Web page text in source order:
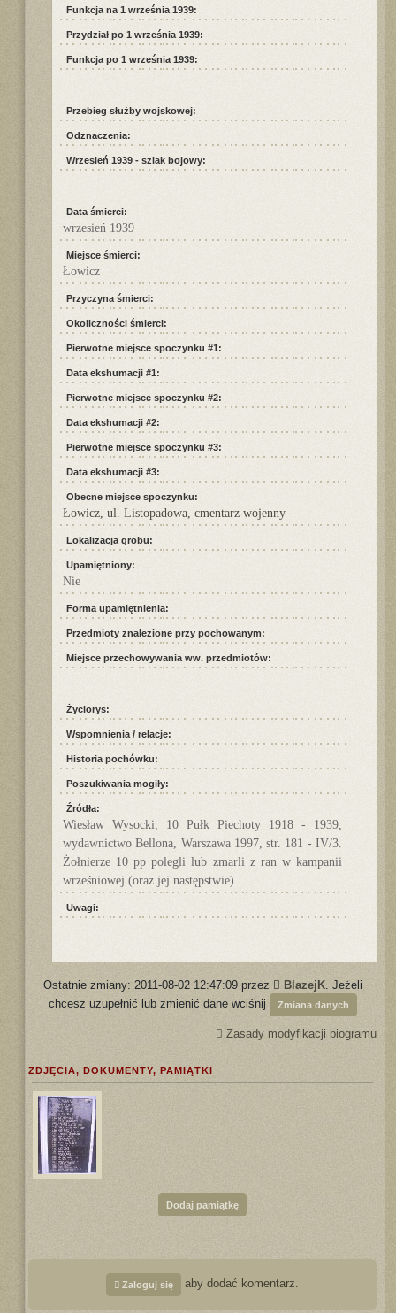
Funkcja na 1 września 1939:
Przydział po 1 września 1939:
Funkcja po 1 września 1939:
Przebieg służby wojskowej:
Odznaczenia:
Wrzesień 1939 - szlak bojowy:
Data śmierci:
wrzesień 1939
Miejsce śmierci:
Łowicz
Przyczyna śmierci:
Okoliczności śmierci:
Pierwotne miejsce spoczynku #1:
Data ekshumacji #1:
Pierwotne miejsce spoczynku #2:
Data ekshumacji #2:
Pierwotne miejsce spoczynku #3:
Data ekshumacji #3:
Obecne miejsce spoczynku:
Łowicz, ul. Listopadowa, cmentarz wojenny
Lokalizacja grobu:
Upamiętniony:
Nie
Forma upamiętnienia:
Przedmioty znalezione przy pochowanym:
Miejsce przechowywania ww. przedmiotów:
Życiorys:
Wspomnienia / relacje:
Historia pochówku:
Poszukiwania mogiły:
Źródła:
Wiesław Wysocki, 10 Pułk Piechoty 1918 - 1939,
wydawnictwo Bellona, Warszawa 1997, str. 181 - IV/3.
Żołnierze 10 pp polegli lub zmarli z ran w kampanii
wrześniowej (oraz jej następstwie).
Uwagi:
Ostatnie zmiany: 2011-08-02 12:47:09 przez BlazejK. Jeżeli
chcesz uzupełnić lub zmienić dane wciśnij
Zmiana danych
Zasady modyfikacji biogramu
ZDJĘCIA, DOKUMENTY, PAMIĄTKI
Dodaj pamiątkę
Zaloguj się aby dodać komentarz.